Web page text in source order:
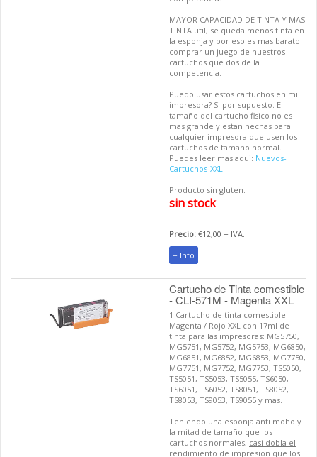
MAYOR CAPACIDAD DE TINTA Y MAS
TINTA util, se queda menos tinta en
la esponja y por eso es mas barato
comprar un juego de nuestros
cartuchos que dos de la
competencia.
Puedo usar estos cartuchos en mi
impresora? Si por supuesto. El
tamaño del cartucho fisico no es
mas grande y estan hechas para
cualquier impresora que usen los
cartuchos de tamaño normal.
Puedes leer mas aqui: Nuevos-
Cartuchos-XXL
Producto sin gluten.
sin stock
Precio: €12,00 + IVA.
+ Info
Cartucho de Tinta comestible
- CLI-571M - Magenta XXL
1 Cartucho de tinta comestible
Magenta / Rojo XXL con 17ml de
tinta para las impresoras: MG5750,
MG5751, MG5752, MG5753, MG6850,
MG6851, MG6852, MG6853, MG7750,
MG7751, MG7752, MG7753, TS5050,
TS5051, TS5053, TS5055, TS6050,
TS6051, TS6052, TS8051, TS8052,
TS8053, TS9053, TS9055 y mas.
Teniendo una esponja anti moho y
la mitad de tamaño que los
cartuchos normales, casi dobla el
rendimiento de impresion que los